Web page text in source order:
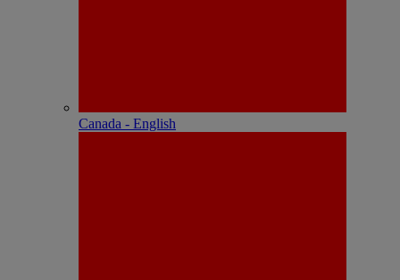
Canada - English